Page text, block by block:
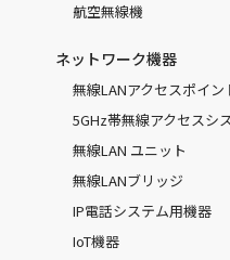
航空無線機
ネットワーク機器
無線LANアクセスポイン
5GHz帯無線アクセスシ
無線LAN ユニット
無線LANブリッジ
IP電話システム用機器
IoT機器